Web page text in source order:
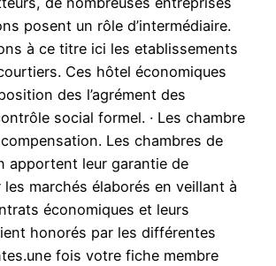
posent un rôle d’intermédiaire.
à ce titre ici les etablissements
Ces hôtel économiques
des l’agrément des
social formel. · Les chambre
Les chambres de
apportent leur garantie de
marchés élaborés en veillant à
économiques et leurs
honorés par les différentes
fois votre fiche membre